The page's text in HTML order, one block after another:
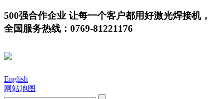
500强合作企业 让每一个客户都用好激光焊接机，
全国服务热线：0769-81221176
English
网站地图